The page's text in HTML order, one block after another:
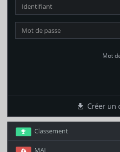
Mot
Créer un
Classement
MAJ